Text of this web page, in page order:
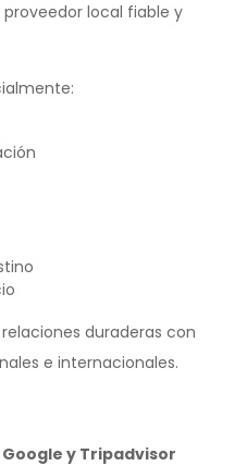
local fiable y
duraderas con
e internacionales.
y Tripadvisor